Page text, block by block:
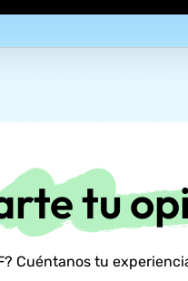
tu
Cuéntanos tu